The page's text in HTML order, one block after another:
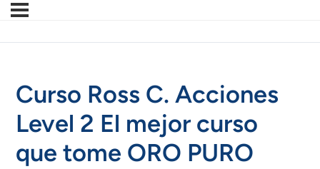
Curso Ross C. Acciones
Level 2 El mejor curso
que tome ORO PURO